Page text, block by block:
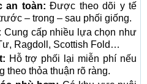
an toàn: Được theo dõi y tế
– trong – sau phối giống.
Cung cấp nhiều lựa chọn như
Ragdoll, Scottish Fold…
Hỗ trợ phối lại miễn phí nếu
theo thỏa thuận rõ ràng.